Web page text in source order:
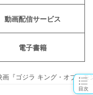
目次
動画配信サービス
電子書籍
画『ゴジラ キング・オブ・